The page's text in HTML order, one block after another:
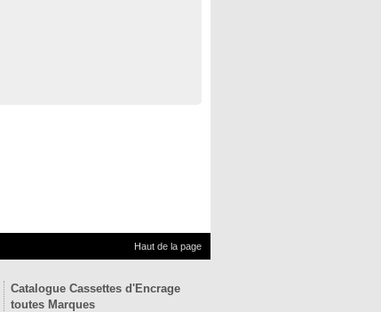
Haut de la page
Catalogue Cassettes d'Encrage
toutes Marques